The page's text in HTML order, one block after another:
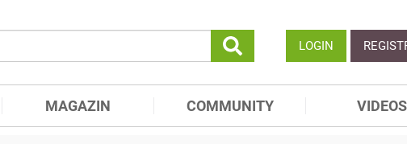
LOGIN
MAGAZIN COMMUNITY VIDEOS